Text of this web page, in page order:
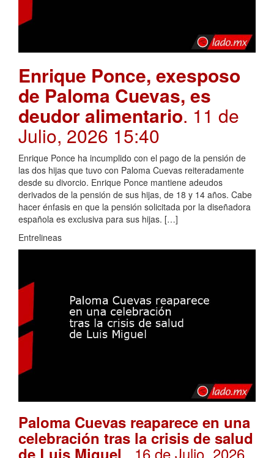
Enrique Ponce, exesposo
de Paloma Cuevas, es
deudor alimentario. 11 de
Julio, 2026 15:40
Enrique Ponce ha incumplido con el pago de la pensión de
las dos hijas que tuvo con Paloma Cuevas reiteradamente
desde su divorcio. Enrique Ponce mantiene adeudos
derivados de la pensión de sus hijas, de 18 y 14 años. Cabe
hacer énfasis en que la pensión solicitada por la diseñadora
española es exclusiva para sus hijas. […]
Entrelineas
Paloma Cuevas reaparece en una
celebración tras la crisis de salud
de Luis Miguel . 16 de Julio, 2026